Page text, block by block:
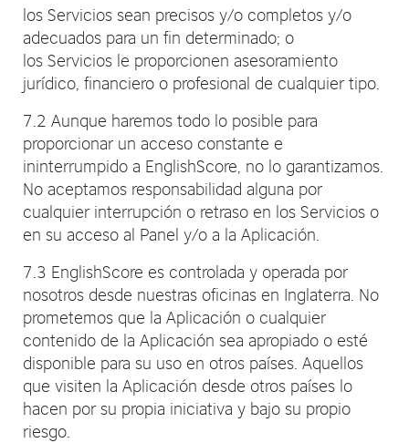
los Servicios sean precisos y/o completos y/o
adecuados para un fin determinado; o
los Servicios le proporcionen asesoramiento
jurídico, financiero o profesional de cualquier tipo.
7.2 Aunque haremos todo lo posible para
proporcionar un acceso constante e
ininterrumpido a EnglishScore, no lo garantizamos.
No aceptamos responsabilidad alguna por
cualquier interrupción o retraso en los Servicios o
en su acceso al Panel y/o a la Aplicación.
7.3 EnglishScore es controlada y operada por
nosotros desde nuestras oficinas en Inglaterra. No
prometemos que la Aplicación o cualquier
contenido de la Aplicación sea apropiado o esté
disponible para su uso en otros países. Aquellos
que visiten la Aplicación desde otros países lo
hacen por su propia iniciativa y bajo su propio
riesgo.